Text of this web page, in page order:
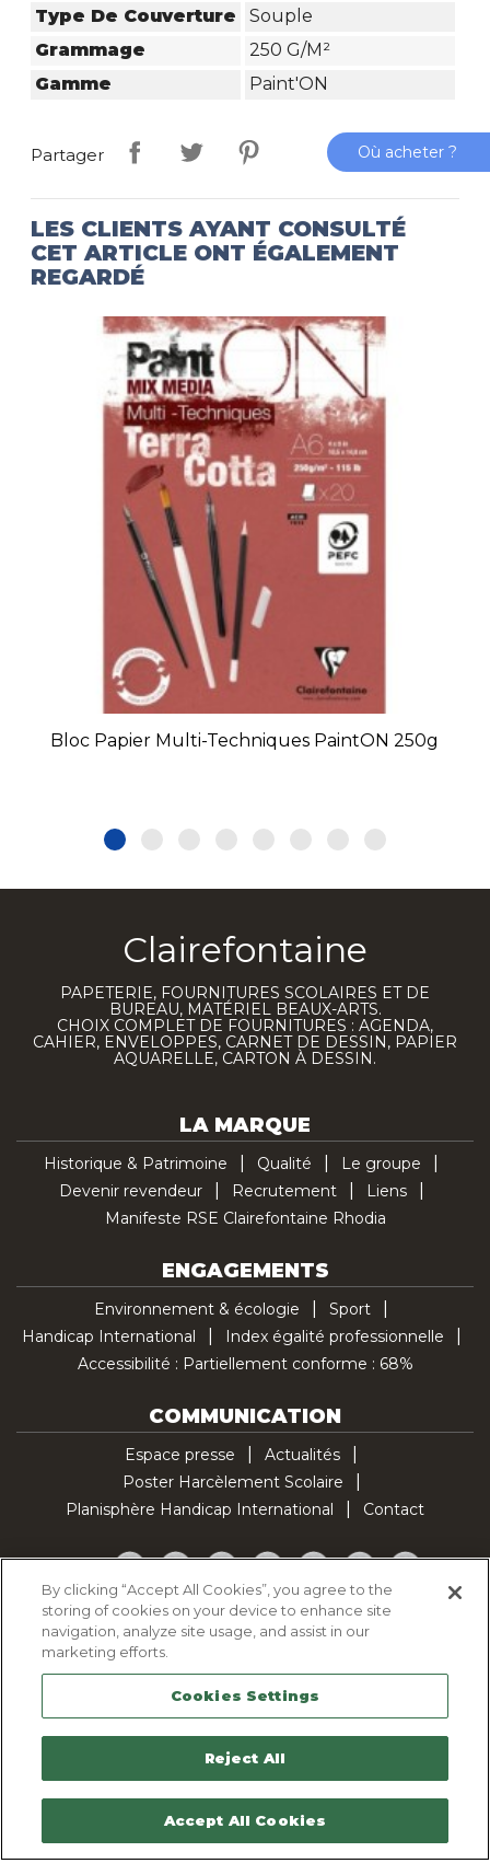
Type De Couverture
Souple
Grammage
250 G/m²
Gamme
Paint'ON
Partager
LES CLIENTS AYANT CONSULTÉ
CET ARTICLE ONT ÉGALEMENT
REGARDÉ
Bloc Papier Multi-Techniques PaintON 250g
Clairefontaine
PAPETERIE, FOURNITURES SCOLAIRES ET DE
BUREAU, MATÉRIEL BEAUX-ARTS.
CHOIX COMPLET DE FOURNITURES : AGENDA,
CAHIER, ENVELOPPES, CARNET DE DESSIN, PAPIER
AQUARELLE, CARTON À DESSIN.
LA MARQUE
Historique & Patrimoine Qualité
Le groupe
Devenir revendeur
Recrutement
Liens
Manifeste RSE Clairefontaine Rhodia
ENGAGEMENTS
Environnement & écologie
Sport
Handicap International
Index égalité professionnelle
Accessibilité : Partiellement conforme : 68%
COMMUNICATION
Espace presse
Actualités
Poster Harcèlement Scolaire
Planisphère Handicap International
Contact
Facebook
TwitterYouTubePinterestInstagramLinkedInTikTok
Politique d'utilisation des cookies
Politique de confidentialité
Mentions légales
Plan du site
Contactez-nous
Où acheter ?
By clicking “Accept All Cookies”, you agree to the
storing of cookies on your device to enhance site
navigation, analyze site usage, and assist in our
marketing efforts.
Cookies Settings
Reject All
Accept All Cookies